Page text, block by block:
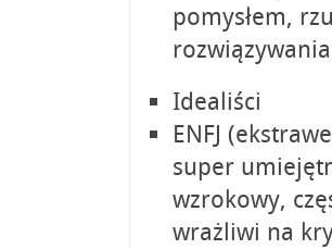
pomysłem,
Idealiści
ENFJ
super
wzrokowy,
wrażliwi na